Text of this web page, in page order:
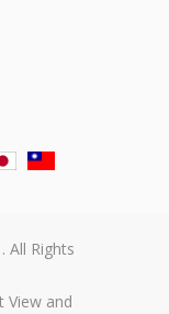
All Rights
View and